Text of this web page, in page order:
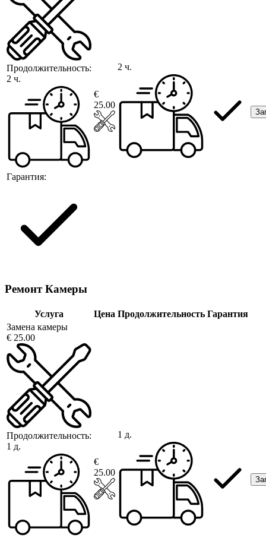
Продолжительность:
2 ч.
Гарантия:
€
25.00
2 ч.
Ремонт Камеры
Услуга Цена Продолжительность Гарантия
Замена камеры
€ 25.00
Продолжительность:
1 д.
€
25.00
1 д.